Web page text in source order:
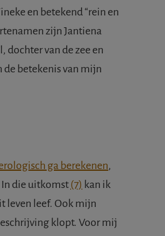
en betekend “rein en
zijn Jantiena
dochter van de zee en
de betekenis van mijn
ga berekenen,
In die uitkomst (7) kan ik
leven leef. Ook mijn
klopt. Voor mij